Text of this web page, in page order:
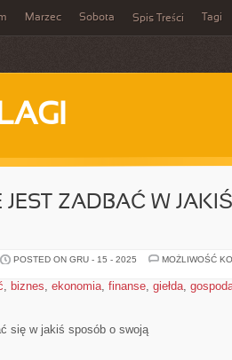
Marzec Sobota Spis Treści Tagi
ZADBAĆ W
POSTED ON GRU - 15 - 2025 MOŻLIWOŚĆ
, biznes, ekonomia, finanse, giełda,
się w jakiś sposób o swoją